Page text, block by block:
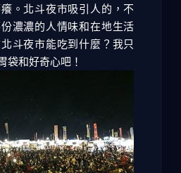
。北斗夜市吸引人的，不
濃濃的人情味和在地生活
斗夜市能吃到什麼？我只
袋和好奇心吧！